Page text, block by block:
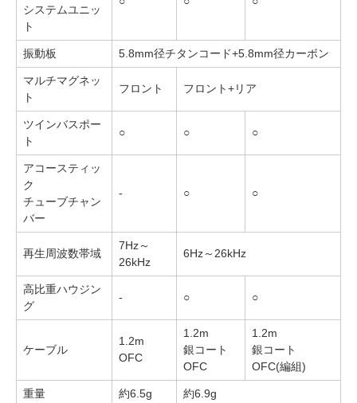
システムユニッ
ト
振動板 5.8mm径チタンコード+5.8mm径カーボン
マルチマグネッ
ト
フロント フロント+リア
ツインバスポー
ト
○ ○ ○
アコースティッ
ク
チューブチャン
バー
- ○ ○
再生周波数帯域
7Hz～
26kHz
6Hz～26kHz
高比重ハウジン
グ
- ○ ○
ケーブル
1.2m
OFC
1.2m
銀コート
OFC
1.2m
銀コート
OFC(編組)
重量 約6.5g 約6.9g